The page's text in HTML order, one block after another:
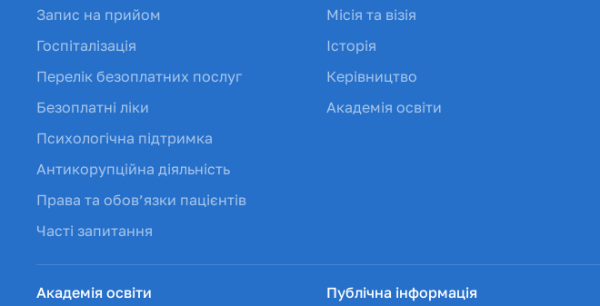
Запис на прийом
Госпіталізація
Перелік безоплатних послуг
Безоплатні ліки
Психологічна підтримка
Антикорупційна діяльність
Права та обов’язки пацієнтів
Часті запитання
Місія та візія
Історія
Керівництво
Академія освіти
Академія освіти Публічна інформація